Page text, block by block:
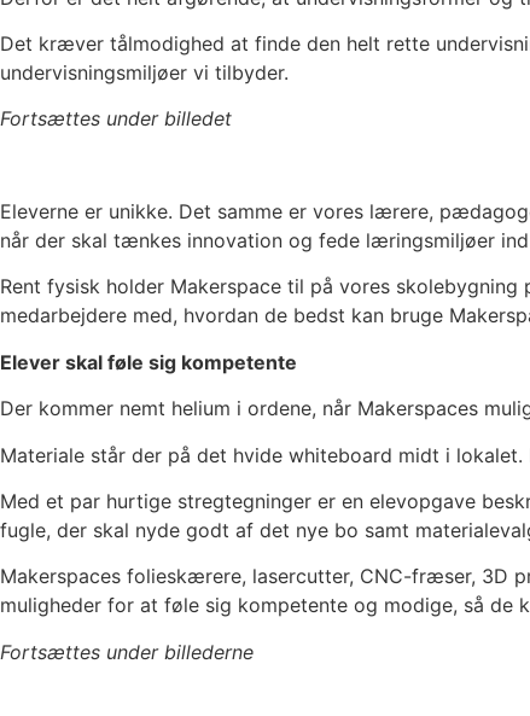
Det kræver tålmodighed at finde den helt rette
undervisningsmiljøer vi tilbyder.
Fortsættes under billedet
Eleverne er unikke. Det samme er vores lærere,
når der skal tænkes innovation og fede læringsmiljøer
Rent fysisk holder Makerspace til på vores
medarbejdere med, hvordan de bedst kan bruge
Elever skal føle sig kompetente
Der kommer nemt helium i ordene, når Makerspaces
Materiale står der på det hvide whiteboard midt i
Med et par hurtige stregtegninger er en elevopgave
fugle, der skal nyde godt af det nye bo samt
Makerspaces folieskærere, lasercutter, CNC-fræser, 3D
muligheder for at føle sig kompetente og modige, så de
Fortsættes under billederne